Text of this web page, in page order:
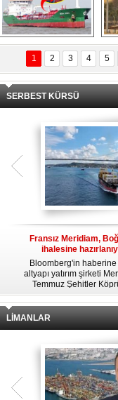
Göçmenlerin
imdadına Türk
sahipli MINA DENIZ
yetişti
1 2 3 4 5
SERBEST KÜRSÜ
Fransız Meridiam,
ihalesine
Bloomberg'in haberine
altyapı yatırım şirketi
Temmuz Şehitler
Sultan Mehmet
özelleştirilmesine
LİMANLAR